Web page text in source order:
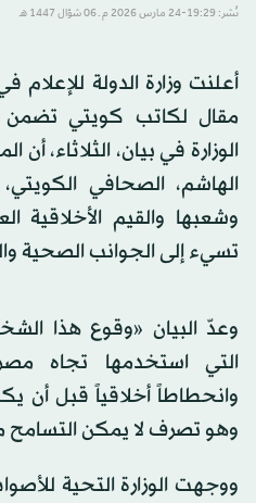
نُشر: 19:29-24 مارس 2026 م ـ 06 شوّال 1447 هـ
أعلنت وزارة الدولة
مقال لكاتب كويتي تضمن
الوزارة في بيان، الثلاثاء،
الهاشم، الصحافي
وشعبها والقيم الأخلاقية
تسيء إلى الجوانب الصحية
وعدّ البيان «وقوع هذا
التي استخدمها تجاه
وانحطاطاً أخلاقياً قبل أن
وهو تصرف لا يمكن التسامح
ووجهت الوزارة التحية